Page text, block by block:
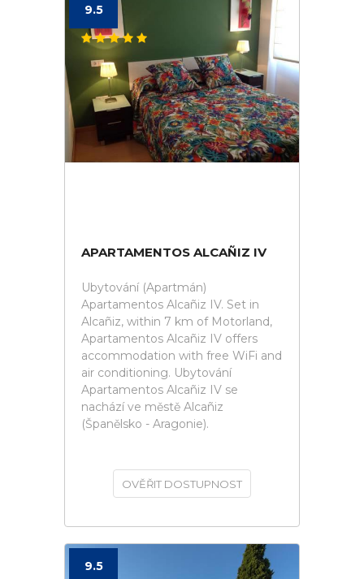
9.5
APARTAMENTOS ALCAÑIZ IV
Ubytování (Apartmán)
Apartamentos Alcañiz IV. Set in
Alcañiz, within 7 km of Motorland,
Apartamentos Alcañiz IV offers
accommodation with free WiFi and
air conditioning. Ubytování
Apartamentos Alcañiz IV se
nachází ve městě Alcañiz
(Španělsko - Aragonie).
OVĚŘIT DOSTUPNOST
9.5